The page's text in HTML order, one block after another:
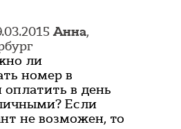
Анна,
ли
номер в
оплатить в день
Если
не возможен, то